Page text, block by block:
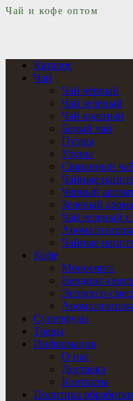
Чай и кофе оптом
Каталог
Чай
Чай чёрный
Чай зелёный
Чай красный
Белый чай
Пуэры
Улуны
Связанный
Чайные
Черный
Зеленый
Чай зеленый
Чайные
Кофе
Моносорта
Вендинг-
Эспрессо-
Суперфуды
Травы
Информация
О нас
Доставка
Контакты
Политика